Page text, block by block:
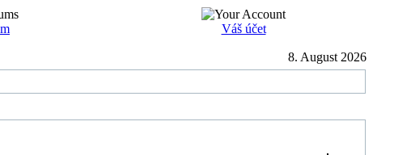
Váš účet
8. August 2026